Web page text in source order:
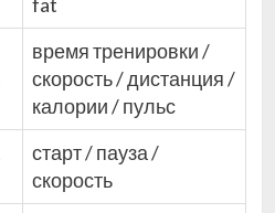
время тренировки /
скорость / дистанция /
калории / пульс
старт / пауза /
скорость